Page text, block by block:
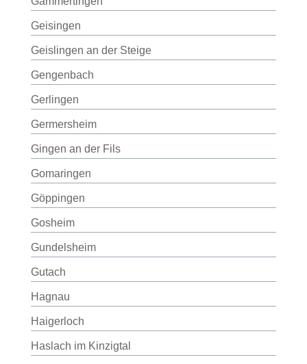
Geisingen
Geislingen an der Steige
Gengenbach
Gerlingen
Germersheim
Gingen an der Fils
Gomaringen
Göppingen
Gosheim
Gundelsheim
Gutach
Hagnau
Haigerloch
Haslach im Kinzigtal